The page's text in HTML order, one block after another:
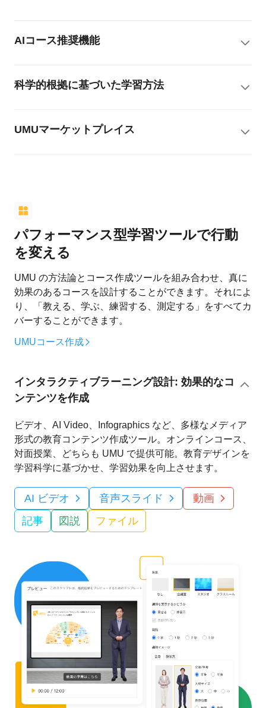
AIコース推奨機能
科学的根拠に基づいた学習方法
UMUマーケットプレイス
パフォーマンス型学習ツールで行動
を変える
UMU の方法論とコース作成ツールを組み合わせ、真に
効果のあるコースを設計することができます。それによ
り、「教える、学ぶ、練習する、測定する」をすべてカ
バーすることができます。
UMUコース作成
インタラクティブラーニング設計: 効果的なコ
ンテンツを作成
ビデオ、AI Video、Infographics など、多様なメディア
形式の教育コンテンツ作成ツール。オンラインコース、
対面授業、どちらも UMU で提供可能。教育デザインを
学習科学に基づかせ、学習効果を向上させます。
AI ビデオ 音声スライド
動画
記事
図説 ファイル